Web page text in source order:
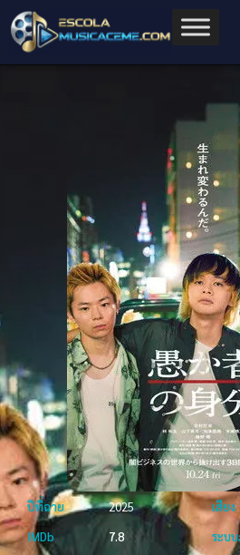
ปีที่ฉาย 2025 เสียง
IMDb
7.8 ระบ